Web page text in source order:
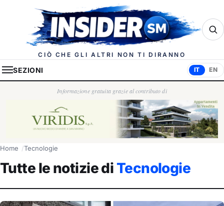
Insider.sm
CIÒ CHE GLI ALTRI NON TI DIRANNO
SEZIONI IT EN
Informazione gratuita grazie al contributo di
Home Tecnologie
Tutte le notizie diTecnologie